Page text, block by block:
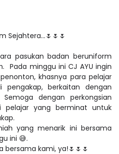
Sejahtera...🌷🌷🌷
pasukan badan beruniform
Pada minggu ini CJ AYU ingin
khasnya para pelajar
berkaitan dengan
dengan perkongsian
pelajar yang berminat untuk
yang menarik ini bersama
ini 😅.
bersama kami, ya!🌷🌷🌷